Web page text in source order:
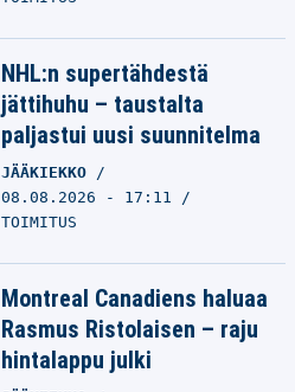
NHL:n supertähdestä
jättihuhu – taustalta
paljastui uusi suunnitelma
JÄÄKIEKKO
08.08.2026 - 17:11
TOIMITUS
Montreal Canadiens haluaa
Rasmus Ristolaisen – raju
hintalappu julki